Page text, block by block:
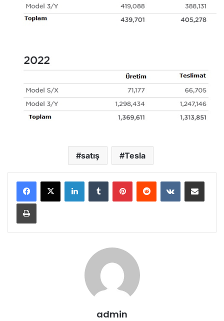
satış Tesla
LinkedInTumblr PinterestReddit VKontakteE-Posta ile paylaş
Yazdır
admin